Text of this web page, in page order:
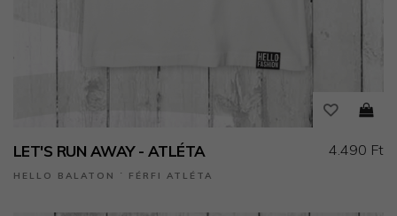
LET'S RUN AWAY - ATLÉTA
HELLO BALATON ˙ FÉRFI ATLÉTA
4.490 Ft